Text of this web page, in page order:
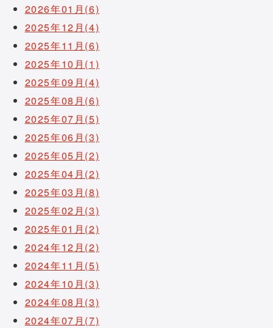
2026年01月(6)
2025年12月(4)
2025年11月(6)
2025年10月(1)
2025年09月(4)
2025年08月(6)
2025年07月(5)
2025年06月(3)
2025年05月(2)
2025年04月(2)
2025年03月(8)
2025年02月(3)
2025年01月(2)
2024年12月(2)
2024年11月(5)
2024年10月(3)
2024年08月(3)
2024年07月(7)